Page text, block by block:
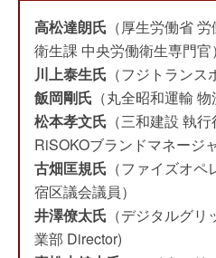
高松達朗氏 （厚生労働省
衛生課 中央労働衛生専門官）
川上泰生氏 （フジトランス
飯岡剛氏 （丸全昭和運輸
松本孝文氏 （三和建設 執
RiSOKOブランドマネージャ
古畑匡規氏 （ファイズオ
宿区議会議員）
井澤僚太氏 （デジタルグ
業部 Director)